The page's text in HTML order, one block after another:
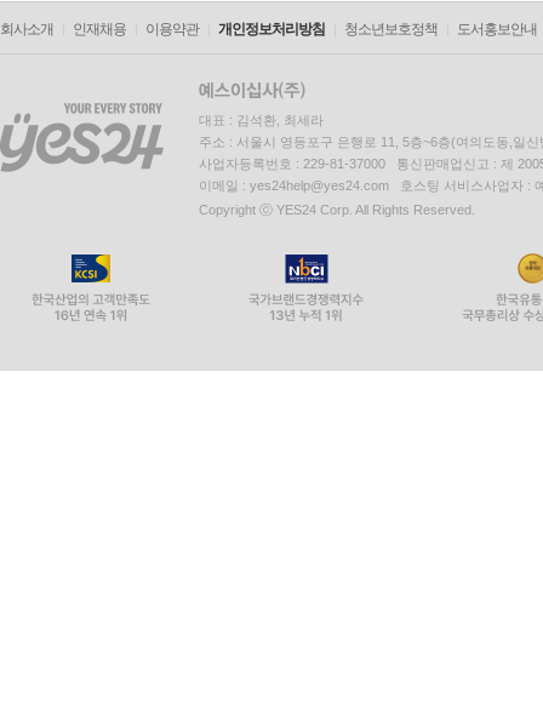
회사소개 인재채용 이용약관 개인정보처리방침 청소년보호정책 도서홍보안내
대표 : 김석환, 최세라
주소 : 서울시 영등포구 은행로 11, 5층~6층(여의도동,일신
사업자등록번호 : 229-81-37000 통신판매업신고 : 제
이메일 : yes24help@yes24.com 호스팅 서비스사업자 :
Copyright ⓒ YES24 Corp. All Rights Reserved.